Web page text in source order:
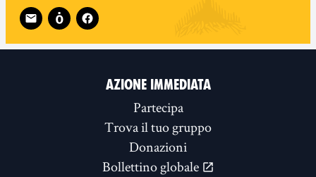
Follow XR Valenciennes et alentours on
AZIONE IMMEDIATA
Partecipa
Trova il tuo gruppo
Donazioni
Bollettino globale